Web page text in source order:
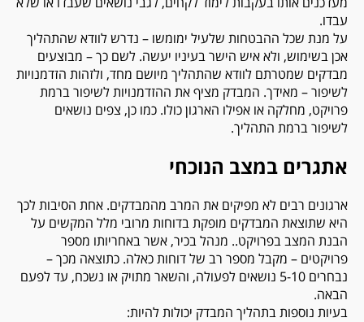
עבדו.
על מנת שכל ההבטחות שלעיל ימומשו – נדרש לוודא שהתהליך
אכן בשימוש, ולא איש הישר בעיניו יעשה. לשם כך – מבוצעים
מבדקים שמטרתם לוודא שהתהליך מיושם מחד, ולזהות הזדמנויות
לשיפור – מאידך. המבדק מציף את ההזדמנויות לשיפור ברמת
פרויקט, מחלקה או אפילו הארגון כולו. כמו כן, צפים נושאים
לשיפור ברמת התהליך.
אתגרים במצב הנוכחי
ארגונים רבים לא מפיקים את המרב מהמבדקים. אחת הסיבות לכך
היא שתוצאת המבדקים מופקת בדוחות מרובי מלל המקשים על
הבנת המצב בפרויקט.. מנהל בכיר, אשר באחריותו מספר
פרויקטים – מקבל מספר רב של דוחות כאלה. כתוצאה מכך –
נבחרים 5-10 נושאים לפעולה, והשאר מתויק או נשכח, עד לפעם
הבאה.
בעיות נוספות בתהליך המבדק יכולות להיות: